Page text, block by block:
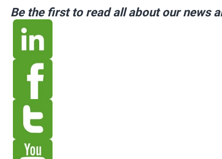
Be the first to read all about our news